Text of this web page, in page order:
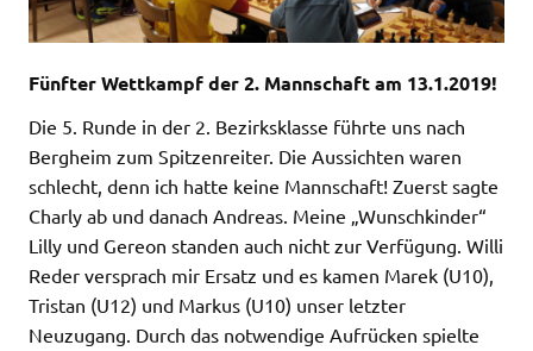
Fünfter Wettkampf der 2. Mannschaft am 13.1.2019!
Die 5. Runde in der 2. Bezirksklasse führte uns nach
Bergheim zum Spitzenreiter. Die Aussichten waren
schlecht, denn ich hatte keine Mannschaft! Zuerst sagte
Charly ab und danach Andreas. Meine „Wunschkinder“
Lilly und Gereon standen auch nicht zur Verfügung. Willi
Reder versprach mir Ersatz und es kamen Marek (U10),
Tristan (U12) und Markus (U10) unser letzter
Neuzugang. Durch das notwendige Aufrücken spielte